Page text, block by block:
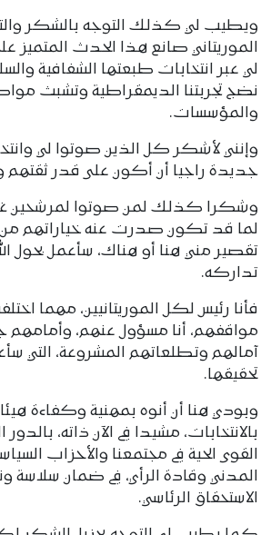
ويطيب لي كذلك التوجه بالشكر
الموريتاني صانع هذا الحدث المتميز
لي عبر انتخابات طبعتها الشفافية
نضج تجربتنا الديمقراطية وتشبث
والمؤسسات.
وإنني لأشكر كل الذين صوتوا لي
جديدة راجيا أن أكون على قدر
وشكرا كذلك لمن صوتوا لمرشحين
لما قد تكون صدرت عنه خياراتهم
تقصير مني هنا أو هناك، سأعمل بحول
تداركه.
فأنا رئيس لكل الموريتانيين، مهما
مواقفهم، أنا مسؤول عنهم، وأمامهم
آمالهم وتطلعاتهم المشروعة، التي
تحقيقها.
وبودي هنا أن أنوه بمهنية وكفاءة
بالانتخابات، مشيدا في الآن ذاته، بالدور
القوى الحية في مجتمعنا والأحزاب
المدني وقادة الرأي، في ضمان سلاسة
الاستحقاق الرئاسي.